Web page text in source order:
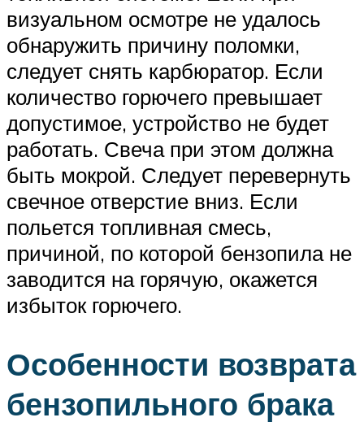
визуальном осмотре не удалось
обнаружить причину поломки,
следует снять карбюратор. Если
количество горючего превышает
допустимое, устройство не будет
работать. Свеча при этом должна
быть мокрой. Следует перевернуть
свечное отверстие вниз. Если
польется топливная смесь,
причиной, по которой бензопила не
заводится на горячую, окажется
избыток горючего.
Особенности возврата
бензопильного брака